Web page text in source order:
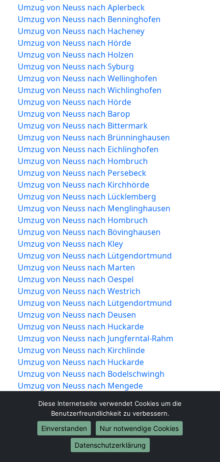
Umzug von Neuss nach Aplerbeck
Umzug von Neuss nach Benninghofen
Umzug von Neuss nach Hacheney
Umzug von Neuss nach Hörde
Umzug von Neuss nach Holzen
Umzug von Neuss nach Syburg
Umzug von Neuss nach Wellinghofen
Umzug von Neuss nach Wichlinghofen
Umzug von Neuss nach Hörde
Umzug von Neuss nach Barop
Umzug von Neuss nach Bittermark
Umzug von Neuss nach Brünninghausen
Umzug von Neuss nach Eichlinghofen
Umzug von Neuss nach Hombruch
Umzug von Neuss nach Persebeck
Umzug von Neuss nach Kirchhörde
Umzug von Neuss nach Lücklemberg
Umzug von Neuss nach Menglinghausen
Umzug von Neuss nach Hombruch
Umzug von Neuss nach Bövinghausen
Umzug von Neuss nach Kley
Umzug von Neuss nach Lütgendortmund
Umzug von Neuss nach Marten
Umzug von Neuss nach Oespel
Umzug von Neuss nach Westrich
Umzug von Neuss nach Lütgendortmund
Umzug von Neuss nach Deusen
Umzug von Neuss nach Huckarde
Umzug von Neuss nach Jungferntal-Rahm
Umzug von Neuss nach Kirchlinde
Umzug von Neuss nach Huckarde
Umzug von Neuss nach Bodelschwingh
Umzug von Neuss nach Mengede
Umzug von Neuss nach Oestrich
Umzug von Neuss nach Schwieringhausen
Umzug von Neuss nach Westerfilde
Diese Internetseite verwendet Cookies um die
Benutzerfreundlichkeit zu verbessern.
Einverstanden
Nur notwendige Cookies
Datenschutzerklärung